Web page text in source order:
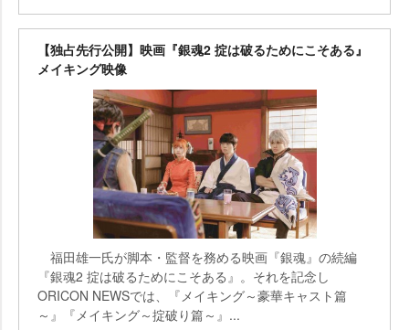
【独占先行公開】映画『銀魂2 掟は破るためにこそある』
メイキング映像
福田雄一氏が脚本・監督を務める映画『銀魂』の続編
『銀魂2 掟は破るためにこそある』。それを記念し
ORICON NEWSでは、『メイキング～豪華キャスト篇
～』『メイキング～掟破り篇～』...